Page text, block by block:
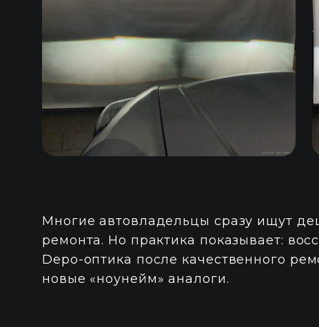
Многие автовладельцы сразу ищут
ремонта. Но практика показывает:
Depo-оптика после качественного
новые «ноунейм» аналоги.